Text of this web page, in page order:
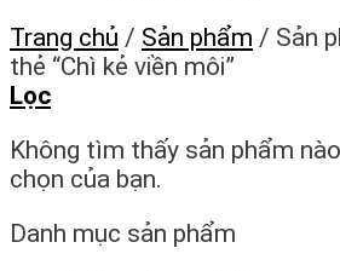
Trang chủ / Sản phẩm / Sản
thẻ “Chì kẻ viền môi”
Lọc
Không tìm thấy sản phẩm
chọn của bạn.
Danh mục sản phẩm